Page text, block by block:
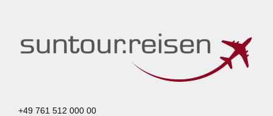
+49 761 512 000 00